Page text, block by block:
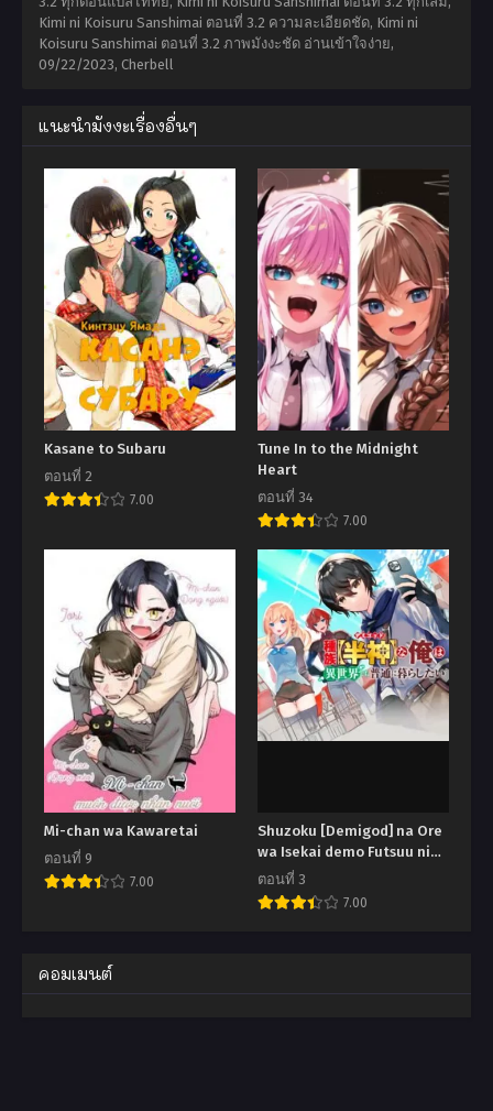
Kimi ni Koisuru Sanshimai ตอนที่ 3.2 ความละเอียดชัด, Kimi ni
Koisuru Sanshimai ตอนที่ 3.2 ภาพมังงะชัด อ่านเข้าใจง่าย,
09/22/2023, Cherbell
แนะนำมังงะเรื่องอื่นๆ
Kasane to Subaru
ตอนที่ 2
7.00
Tune In to the Midnight
Heart
ตอนที่ 34
7.00
Mi-chan wa Kawaretai
ตอนที่ 9
7.00
Shuzoku [Demigod] na Ore
wa Isekai demo Futsuu ni
Kurashitai
ตอนที่ 3
7.00
คอมเมนต์